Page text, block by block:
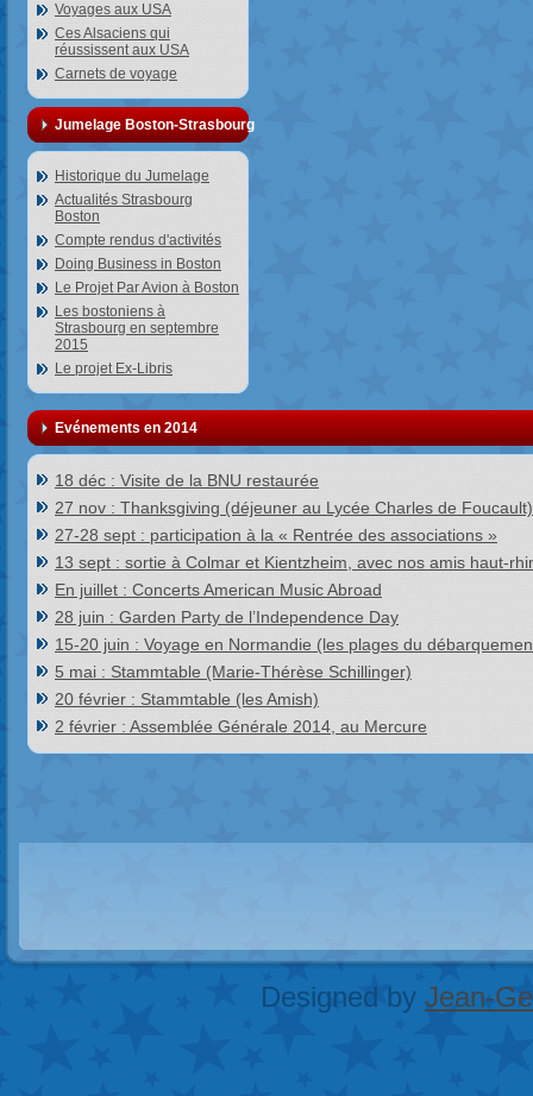
Voyages aux USA
Ces Alsaciens qui
réussissent aux USA
Carnets de voyage
Jumelage Boston-Strasbourg
Historique du Jumelage
Actualités Strasbourg
Boston
Compte rendus d'activités
Doing Business in Boston
Le Projet Par Avion à Boston
Les bostoniens à
Strasbourg en septembre
2015
Le projet Ex-Libris
Evénements en 2014
18 déc : Visite de la BNU restaurée
27 nov : Thanksgiving (déjeuner au Lycée Charles de Foucault)
27-28 sept : participation à la « Rentrée des associations »
13 sept : sortie à Colmar et Kientzheim, avec nos amis haut-
En juillet : Concerts American Music Abroad
28 juin : Garden Party de l’Independence Day
15-20 juin : Voyage en Normandie (les plages du
5 mai : Stammtable (Marie-Thérèse Schillinger)
20 février : Stammtable (les Amish)
2 février : Assemblée Générale 2014, au Mercure
Designed by Jean-